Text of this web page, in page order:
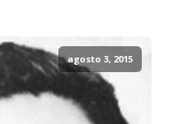
agosto 3, 2015